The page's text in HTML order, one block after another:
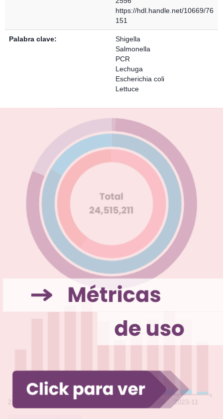
https://hdl.handle.net/10669/76
151
Palabra clave:
Shigella
Salmonella
PCR
Lechuga
Escherichia coli
Lettuce